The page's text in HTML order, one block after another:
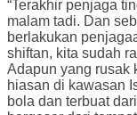
“Terakhir penjaga
malam tadi. Dan
berlakukan
shiftan, kita sudah
Adapun yang rusak
hiasan di kawasan
bola dan terbuat